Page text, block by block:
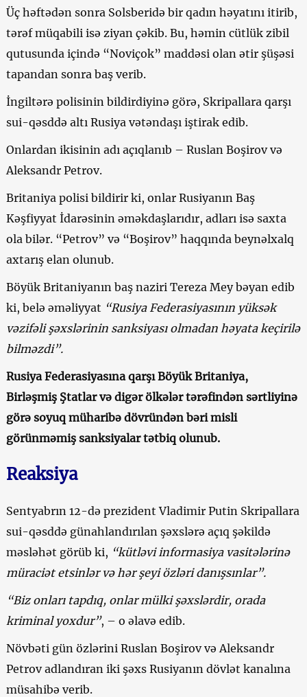
Üç həftədən sonra Solsberidə bir qadın həyatını itirib,
tərəf müqabili isə ziyan çəkib. Bu, həmin cütlük zibil
qutusunda içində “Noviçok” maddəsi olan ətir şüşəsi
tapandan sonra baş verib.
İngiltərə polisinin bildirdiyinə görə, Skripallara qarşı
sui-qəsddə altı Rusiya vətəndaşı iştirak edib.
Onlardan ikisinin adı açıqlanıb – Ruslan Boşirov və
Aleksandr Petrov.
Britaniya polisi bildirir ki, onlar Rusiyanın Baş
Kəşfiyyat İdarəsinin əməkdaşlarıdır, adları isə saxta
ola bilər. “Petrov” və “Boşirov” haqqında beynəlxalq
axtarış elan olunub.
Böyük Britaniyanın baş naziri Tereza Mey bəyan edib
ki, belə əməliyyat “Rusiya Federasiyasının yüksək
vəzifəli şəxslərinin sanksiyası olmadan həyata keçirilə
bilməzdi”.
Rusiya Federasiyasına qarşı Böyük Britaniya,
Birləşmiş Ştatlar və digər ölkələr tərəfindən sərtliyinə
görə soyuq müharibə dövründən bəri misli
görünməmiş sanksiyalar tətbiq olunub.
Reaksiya
Sentyabrın 12-də prezident Vladimir Putin Skripallara
sui-qəsddə günahlandırılan şəxslərə açıq şəkildə
məsləhət görüb ki, “kütləvi informasiya vasitələrinə
müraciət etsinlər və hər şeyi özləri danışsınlar”.
“Biz onları tapdıq, onlar mülki şəxslərdir, orada
kriminal yoxdur”, – o əlavə edib.
Növbəti gün özlərini Ruslan Boşirov və Aleksandr
Petrov adlandıran iki şəxs Rusiyanın dövlət kanalına
müsahibə verib.